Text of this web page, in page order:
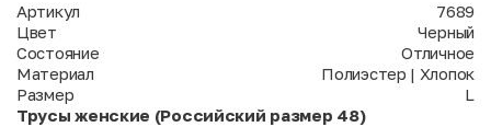
Артикул
7689
Цвет
Черный
Состояние
Отличное
Материал
Полиэстер | Хлопок
Размер
L
Трусы женские (Российский размер 48)